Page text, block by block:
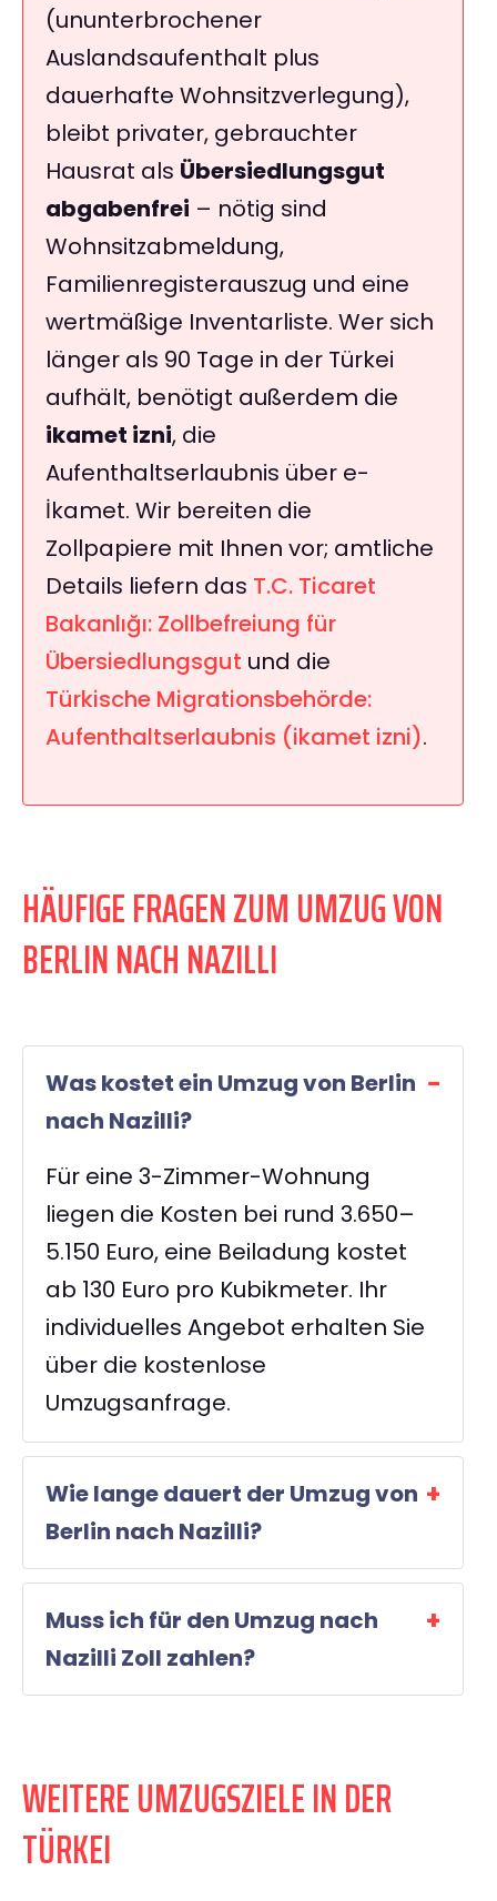
(ununterbrochener
Auslandsaufenthalt plus
dauerhafte Wohnsitzverlegung),
bleibt privater, gebrauchter
Hausrat als Übersiedlungsgut
abgabenfrei – nötig sind
Wohnsitzabmeldung,
Familienregisterauszug und eine
wertmäßige Inventarliste. Wer sich
länger als 90 Tage in der Türkei
aufhält, benötigt außerdem die
ikamet izni, die
Aufenthaltserlaubnis über e-
İkamet. Wir bereiten die
Zollpapiere mit Ihnen vor; amtliche
Details liefern das T.C. Ticaret
Bakanlığı: Zollbefreiung für
Übersiedlungsgut und die
Türkische Migrationsbehörde:
Aufenthaltserlaubnis (ikamet izni).
HÄUFIGE FRAGEN ZUM UMZUG VON
BERLIN NACH NAZILLI
Was kostet ein Umzug von Berlin
nach Nazilli?
Für eine 3-Zimmer-Wohnung
liegen die Kosten bei rund 3.650–
5.150 Euro, eine Beiladung kostet
ab 130 Euro pro Kubikmeter. Ihr
individuelles Angebot erhalten Sie
über die kostenlose
Umzugsanfrage.
Wie lange dauert der Umzug von
Berlin nach Nazilli?
Muss ich für den Umzug nach
Nazilli Zoll zahlen?
WEITERE UMZUGSZIELE IN DER
TÜRKEI